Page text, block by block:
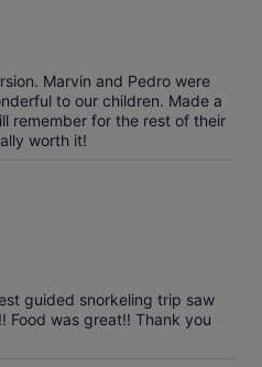
Marvin and Pedro were
to our children. Made a
remember for the rest of their
worth it!
guided snorkeling trip saw
was great!! Thank you